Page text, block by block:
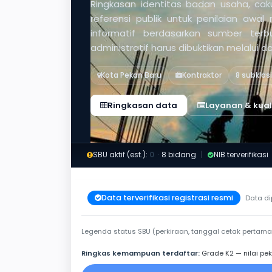
Ringkasan identitas badan usaha,
referensi publik untuk penilaian
informatif berdasarkan sumber
administratif harus dibuktikan melalui
Kota Pekan Baru Kontraktor 8
Ringkasan data Layanan &
SBU aktif (est.): 0 · 8 bidang | NIB terverifikasi
Data terverifikasi registrasi resmi Data
Legenda status SBU (perkiraan, tanggal cetak
Ringkas kemampuan terdaftar: Grade K2 — nilai